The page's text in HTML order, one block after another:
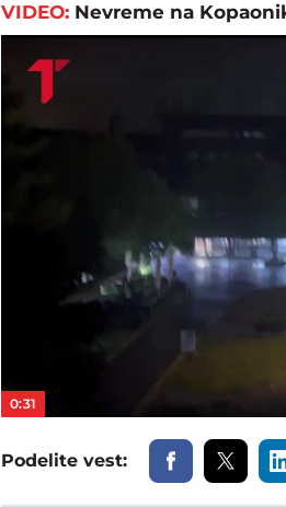
VIDEO: Nevreme na
0:31
Podelite vest: